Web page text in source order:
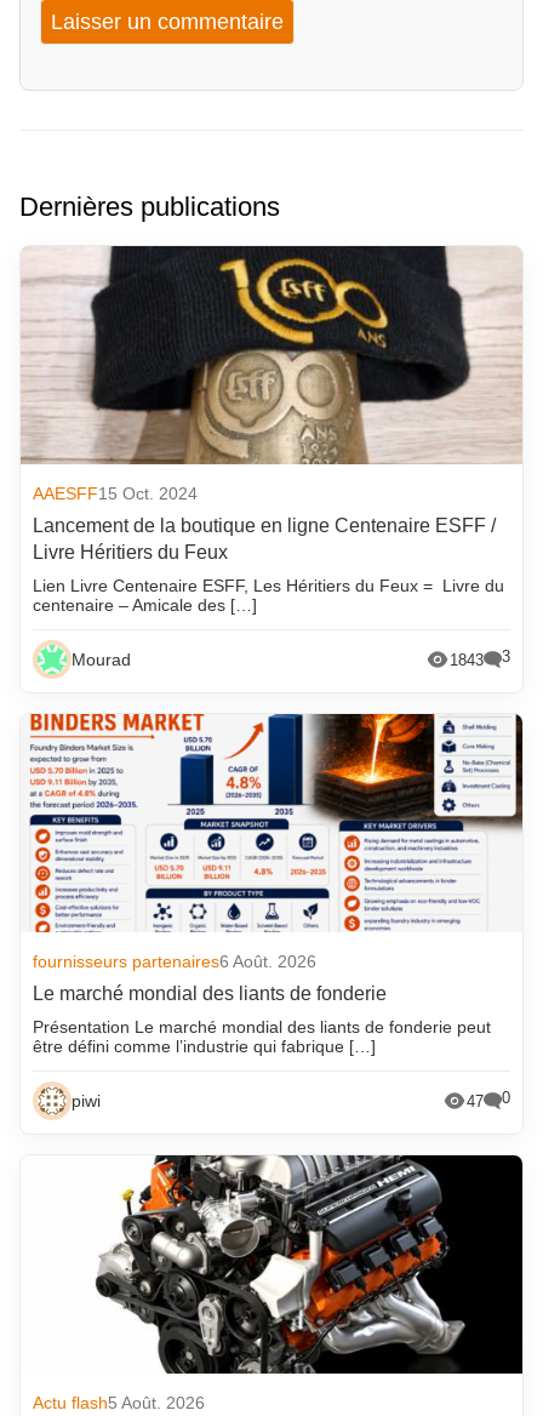
Dernières publications
AAESFF15 Oct. 2024
Lancement de la boutique en ligne Centenaire ESFF /
Livre Héritiers du Feux
Lien Livre Centenaire ESFF, Les Héritiers du Feux = Livre du
centenaire – Amicale des […]
Mourad 1843 3
fournisseurs partenaires6 Août. 2026
Le marché mondial des liants de fonderie
Présentation Le marché mondial des liants de fonderie peut
être défini comme l’industrie qui fabrique […]
piwi 47 0
Actu flash5 Août. 2026